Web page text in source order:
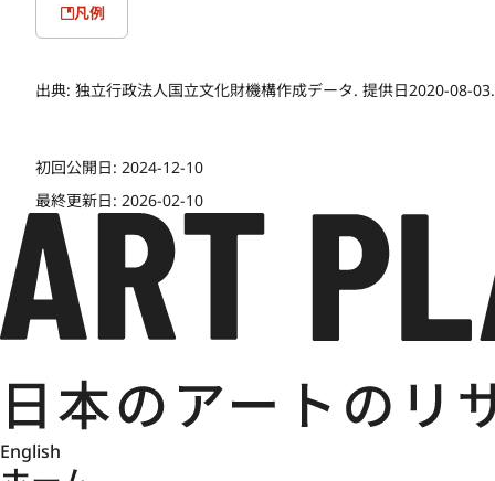
凡例
出典: 独立行政法人国立文化財機構作成データ. 提供日2020-08-03.
初回公開日: 2024-12-10
最終更新日: 2026-02-10
English